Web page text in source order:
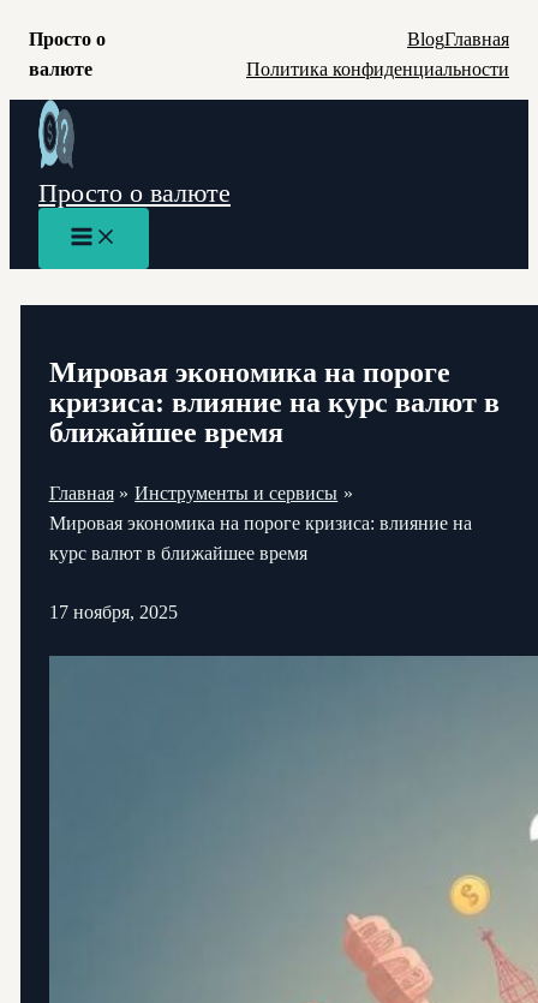
Просто о
валюте
BlogГлавная
Политика конфиденциальности
Перейти
содержимому
Просто о валюте
Main
Menu
Мировая экономика на пороге
кризиса: влияние на курс валют в
ближайшее время
Главная
Инструменты и сервисы
Мировая экономика на пороге кризиса: влияние на
курс валют в ближайшее время
17 ноября, 2025